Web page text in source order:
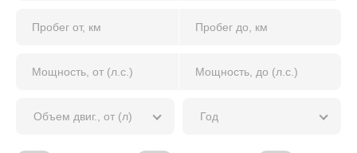
Объем двиг., от (л) Год